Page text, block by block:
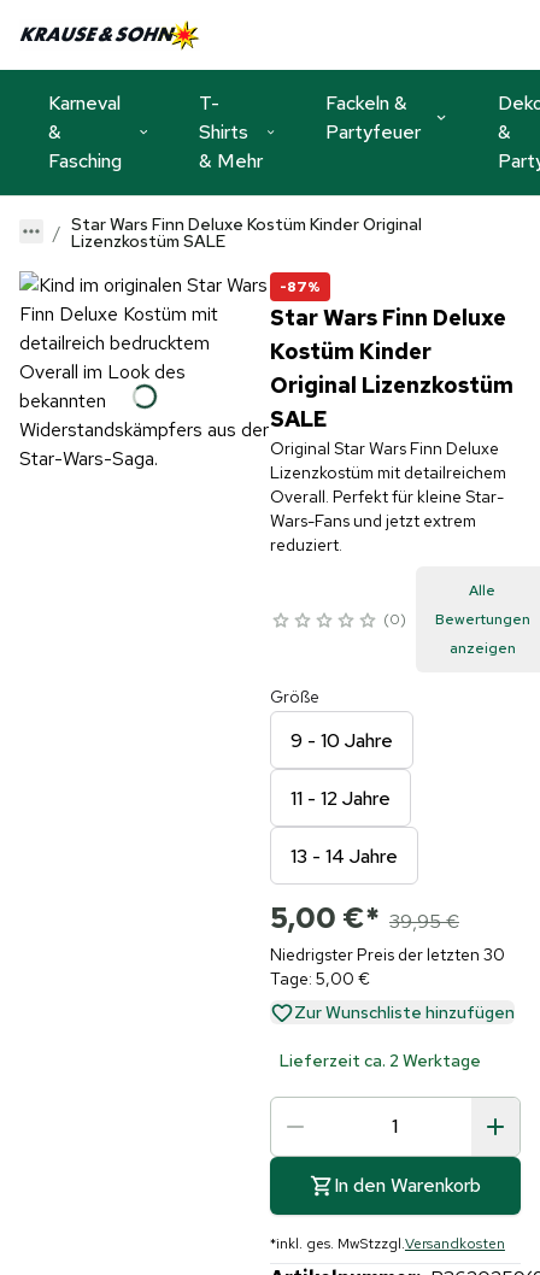
Karneval
&
Fasching
T-
Shirts
& Mehr
Fackeln &
Partyfeuer
&
Star Wars Finn Deluxe Kostüm Kinder Original
Lizenzkostüm SALE
-87%
Star Wars Finn Deluxe
Kostüm Kinder
Original Lizenzkostüm
SALE
Original Star Wars Finn Deluxe
Lizenzkostüm mit detailreichem
Overall. Perfekt für kleine Star-
Wars-Fans und jetzt extrem
reduziert.
0
Alle
Bewertungen
anzeigen
Größe
9 - 10 Jahre
11 - 12 Jahre
13 - 14 Jahre
5,00 €* 39,95 €
Niedrigster Preis der letzten 30
Tage: 5,00 €
Zur Wunschliste hinzufügen
Lieferzeit ca. 2 Werktage
In den Warenkorb
*inkl. ges. MwStzzgl.Versandkosten